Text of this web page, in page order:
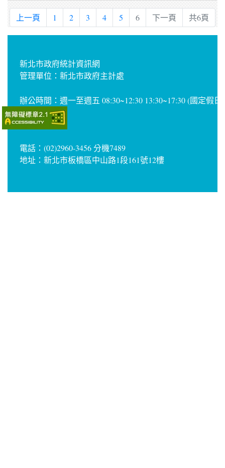
上一頁 1 2 3 4 5 6 下一頁 共6頁
新北市政府統計資訊網
管理單位：新北市政府主計處
辦公時間：週一至週五 08:30~12:30 13:30~17:30 (國定假日
電話：(02)2960-3456 分機7489
地址：新北市板橋區中山路1段161號12樓